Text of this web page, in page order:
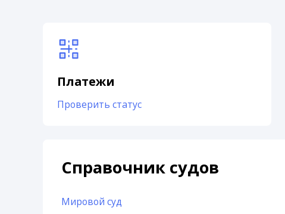
Платежи
Проверить статус
Справочник судов
Мировой суд